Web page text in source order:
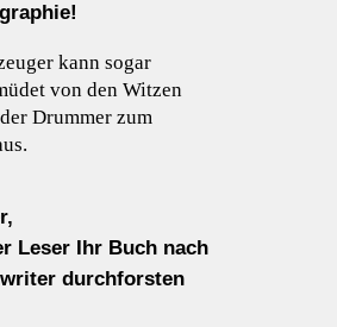
kann sogar
von den Witzen
Drummer zum
Leser Ihr Buch nach
durchforsten